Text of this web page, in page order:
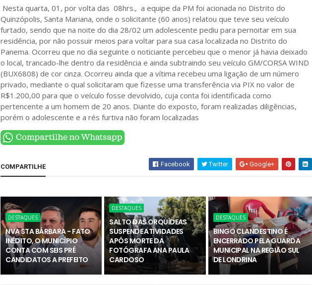
Nesta quarta, 01, por volta das 08hrs., a equipe da PM foi acionada no Distrito do
Quinzópolis, Santa Mariana, onde o solicitante (60 anos) relatou que teve seu veículo
furtado, sendo que na noite do dia 28/02 um adolescente pediu para pernoitar em sua
residência, por não possuir meios para voltar para sua casa localizada no Distrito do
Panema. Ocorreu que no dia seguinte o noticiante percebeu que o menor já havia deixado
o local, trancado-lhe dentro da residência e ainda subtraindo seu veículo GM/CORSA WIND
(BUX6808) de cor cinza. Ocorreu ainda que a vítima recebeu uma ligação de um número
privado, mediante o qual solicitaram que fizesse uma transferência via PIX no valor de
R$1.200,00 para que o veículo fosse devolvido, cuja conta foi identificada como
pertencente a um homem de 20 anos. Diante do exposto, foram realizadas diligências,
porém o adolescente e a rés furtiva não foram localizadas
COMPARTILHE Facebook Twitter Google+
DESTAQUES
NVA STA BÁRBARA - FATO
INÉDITO, O MUNICÍPIO
CONTA COM SEIS PRÉ
CANDIDATOS A PREFEITO
DESTAQUES
SALTO DAS ORQUÍDEAS
SUSPENDE ATIVIDADES
APÓS MORTE DA
FOTÓGRAFA ANA PAULA
CARDOSO
DESTAQUES
BINGO CLANDESTINO É
ENCERRADO PELA GUARDA
MUNICIPAL NA REGIÃO SUL
DE LONDRINA